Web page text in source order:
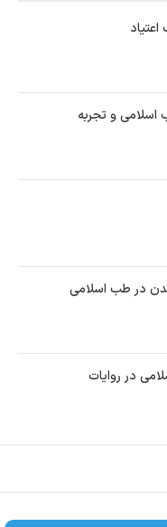
و تجربه
در طب اسلامی
در روایات